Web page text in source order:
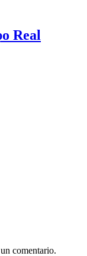
Real
comentario.